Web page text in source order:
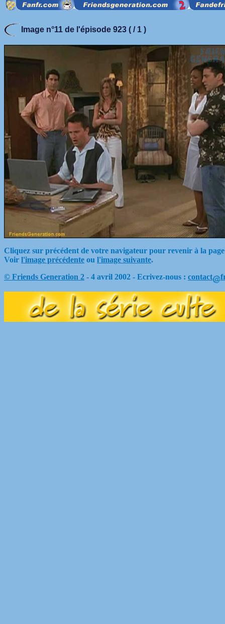
Image n°11 de l'épisode 923 ( / 1 )
Cliquez sur précédent de votre navigateur pour revenir à la
Voir l'image précédente ou l'image suivante.
© Friends Generation 2 - 4 avril 2002 - Ecrivez-nous : contact